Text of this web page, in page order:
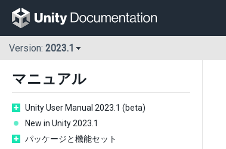
Version: 2023.1
マニュアル
Unity User Manual 2023.1 (beta)
New in Unity 2023.1
パッケージと機能セット